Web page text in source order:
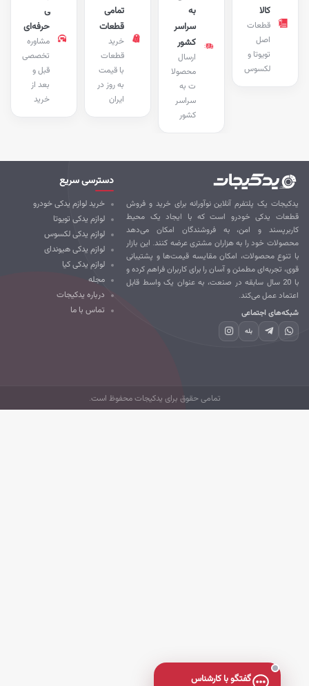
حرفه‌ای
مشاوره
تخصصی
قبل و
بعد از
خرید
تمامی
قطعات
خرید
قطعات
با قیمت
به روز در
ایران
سراسر
کشور
ارسال
محصولا
ت به
سراسر
کشور
قطعات
تویوتا و
لکسوس
یک پلتفرم آنلاین نوآورانه برای خرید و فروش
یدکی خودرو است که با ایجاد یک محیط
و امن، به فروشندگان امکان می‌دهد
خود را به هزاران مشتری عرضه کنند. این بازار
تنوع محصولات، امکان مقایسه قیمت‌ها و پشتیبانی
تجربه‌ای مطمئن و آسان را برای کاربران فراهم کرده و
با 20 سال سابقه در صنعت، به عنوان یک واسط قابل
عمل می‌کند.
اجتماعی
بله
دسترسی سریع
خرید لوازم یدکی خودرو
لوازم یدکی تویوتا
لوازم یدکی لکسوس
لوازم یدکی هیوندای
لوازم یدکی کیا
مجله
درباره یدکیجات
تماس با ما
تمامی حقوق برای یدکیجات محفوظ است.
گفتگو با کارشناس